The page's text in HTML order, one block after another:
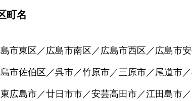
町名
市東区／広島市南区／広島市西区／広島市
市佐伯区／呉市／竹原市／三原市／尾道市／
広島市／廿日市市／安芸高田市／江田島市／